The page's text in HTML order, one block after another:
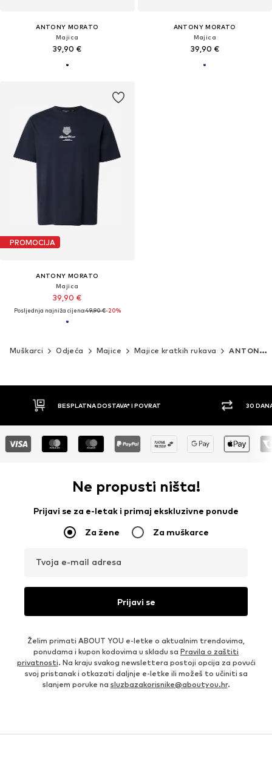
ANTONY MORATO
Majica
39,90 €
ANTONY MORATO
Majica
39,90 €
PROMOCIJA
ANTONY MORATO
Majica
39,90 €
Posljednja najniža cijena:49,90 €-20%
Muškarci Odjeća Majice Majice kratkih rukava ANTONY MORATO
30 DANA PRAVO NA POVRAT
Ne propusti ništa!
Prijavi se za e-letak i primaj ekskluzivne ponude
Za žene Za muškarce
Tvoja e-mail adresa
Prijavi se
Želim primati ABOUT YOU e-letke o aktualnim trendovima,
ponudama i kupon kodovima u skladu sa Pravila o zaštiti
privatnosti. Na kraju svakog newslettera postoji opcija za povući
svoj pristanak i otkazati daljnje e-letke ili možeš to učiniti sa
slanjem poruke na sluzbazakorisnike@aboutyou.hr.